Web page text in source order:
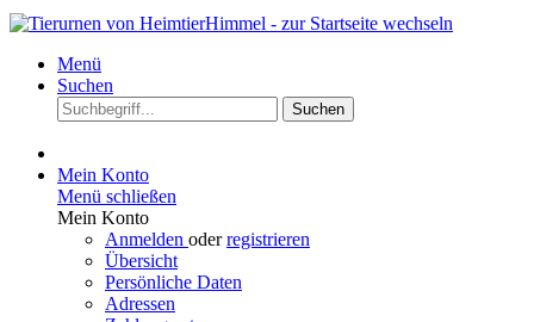
Menü
Suchen
Suchen
Mein Konto
Menü schließen
Mein Konto
Anmelden oderregistrieren
Übersicht
Persönliche Daten
Adressen